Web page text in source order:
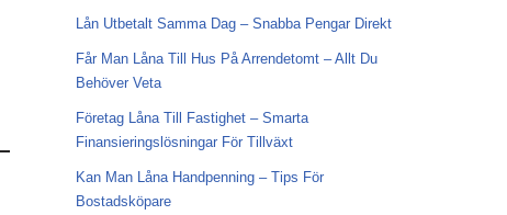
Lån Utbetalt Samma Dag – Snabba Pengar Direkt
Får Man Låna Till Hus På Arrendetomt – Allt Du
Behöver Veta
Företag Låna Till Fastighet – Smarta
Finansieringslösningar För Tillväxt
Kan Man Låna Handpenning – Tips För
Bostadsköpare